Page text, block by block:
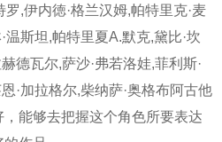
罗,伊内徳·格兰汉姆,帕特里克·麦
温斯坦,帕特里夏A.默克,黛比·坎
德瓦尔,萨沙·弗若洛娃,菲利斯·
·加拉格尔,柴纳萨·奥格布阿古他
能够去把握这个角色所要表达